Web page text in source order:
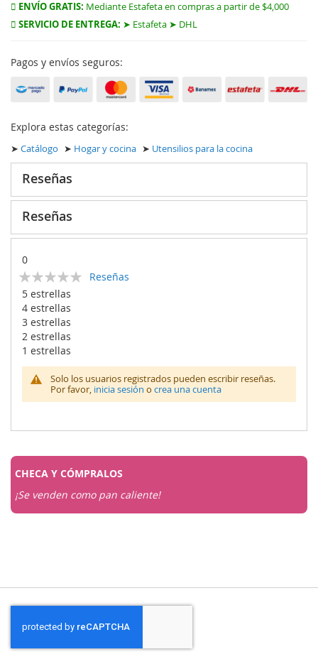
ENVÍO GRATIS: Mediante Estafeta en compras a partir de $4,000
SERVICIO DE ENTREGA: ➤ Estafeta ➤ DHL
Pagos y envíos seguros:
Explora estas categorías:
➤ Catálogo ➤ Hogar y cocina ➤ Utensilios para la cocina
Reseñas
Reseñas
0
Calificación:
% of100
Reseñas
5 estrellas
4 estrellas
3 estrellas
2 estrellas
1 estrellas
Solo los usuarios registrados pueden escribir reseñas.
Por favor, inicia sesión o crea una cuenta
CHECA Y CÓMPRALOS
¡Se venden como pan caliente!